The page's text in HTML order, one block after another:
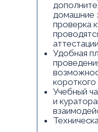
домашние
проверка
аттестации
Удобная
Учебный
и